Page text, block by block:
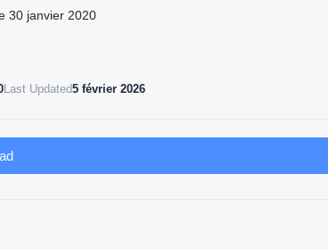
30 janvier 2020
Last Updated5 février 2026